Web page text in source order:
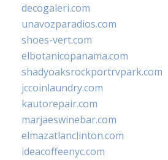
decogaleri.com
unavozparadios.com
shoes-vert.com
elbotanicopanama.com
shadyoaksrockportrvpark.com
jccoinlaundry.com
kautorepair.com
marjaeswinebar.com
elmazatlanclinton.com
ideacoffeenyc.com